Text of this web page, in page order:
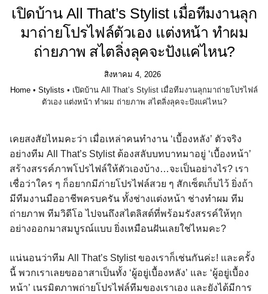
เปิดบ้าน All That’s Stylist เมื่อทีมงานลุก
มาถ่ายโปรไฟล์ตัวเอง แต่งหน้า ทำผม
ถ่ายภาพ สไตลิ่งลุคจะปังแค่ไหน?
สิงหาคม 4, 2026
Home • Stylists • เปิดบ้าน All That’s Stylist เมื่อทีมงานลุกมาถ่ายโปรไฟล์
ตัวเอง แต่งหน้า ทำผม ถ่ายภาพ สไตลิ่งลุคจะปังแค่ไหน?
เคยสงสัยไหมคะว่า เมื่อเหล่าคนทำงาน ‘เบื้องหลัง’ ตัวจริง
อย่างทีม All That’s Stylist ต้องสลับบทบาทมาอยู่ ‘เบื้องหน้า’
สร้างสรรค์ภาพโปรไฟล์ให้ตัวเองบ้าง…จะเป็นอย่างไร? เรา
เชื่อว่าใคร ๆ ก็อยากมีภ่ายโปรไฟล์สวย ๆ สักเซ็ตเก็บไว้ ยิ่งถ้า
มีทีมงานมืออาชีพครบครัน ทั้งช่างแต่งหน้า ช่างทำผม ทีม
ถ่ายภาพ ทีมวิดีโอ ไปจนถึงสไตลิสต์ที่พร้อมรังสรรค์ให้ทุก
อย่างออกมาสมบูรณ์แบบ ยิ่งเหมือนฝันเลยใช่ไหมคะ?
แน่นอนว่าทีม All That’s Stylist ของเราก็เช่นกันค่ะ! และครั้ง
นี้ พวกเราเลยขออาสาเป็นทั้ง ‘ผู้อยู่เบื้องหลัง’ และ ‘ผู้อยู่เบื้อง
หน้า’ เนรมิตภาพถ่ายโปรไฟล์ทีมของเราเอง และยังได้มีการ